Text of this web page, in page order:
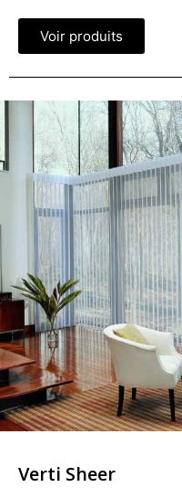
Voir produits
Verti Sheer